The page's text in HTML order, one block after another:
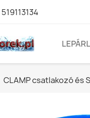
519113134
CLAMP csatlakozó és